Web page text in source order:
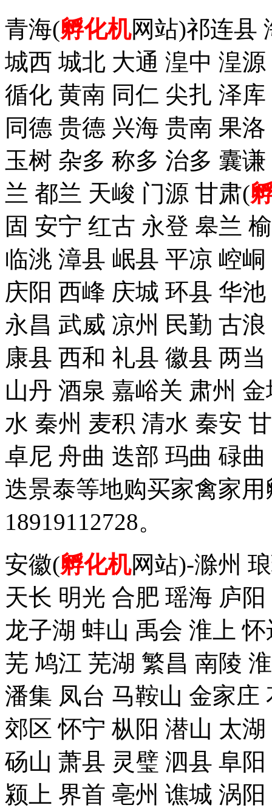
青海(孵化机网站)祁连县
城西 城北 大通 湟中 湟
循化 黄南 同仁 尖扎 泽
同德 贵德 兴海 贵南 果
玉树 杂多 称多 治多 囊
兰 都兰 天峻 门源 甘肃(
固 安宁 红古 永登 皋兰
临洮 漳县 岷县 平凉 崆
庆阳 西峰 庆城 环县 华
永昌 武威 凉州 民勤 古
康县 西和 礼县 徽县 两
山丹 酒泉 嘉峪关 肃州
水 秦州 麦积 清水 秦安
卓尼 舟曲 迭部 玛曲 碌
迭景泰等地购买家禽家
18919112728。
安徽(孵化机网站)-滁州
天长 明光 合肥 瑶海 庐
龙子湖 蚌山 禹会 淮上
芜 鸠江 芜湖 繁昌 南陵
潘集 凤台 马鞍山 金家庄
郊区 怀宁 枞阳 潜山 太
砀山 萧县 灵璧 泗县 阜
颍上 界首 亳州 谯城 涡